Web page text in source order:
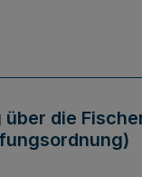
über die